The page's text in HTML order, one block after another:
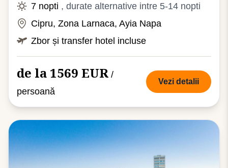
7 nopti , durate alternative intre 5-14 nopti
Cipru, Zona Larnaca, Ayia Napa
Zbor și transfer hotel incluse
de la 1569 EUR /
persoană
Vezi detalii